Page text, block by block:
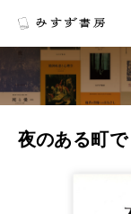
夜のある町で